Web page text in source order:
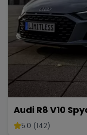
Audi R8 V10
2024 mieten
5.0 (142)